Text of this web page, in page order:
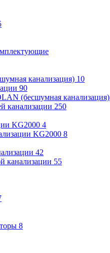
канализация) 10
90
(бесшумная канализация)
канализации 250
KG2000 4
KG2000 8
42
канализации 55
8